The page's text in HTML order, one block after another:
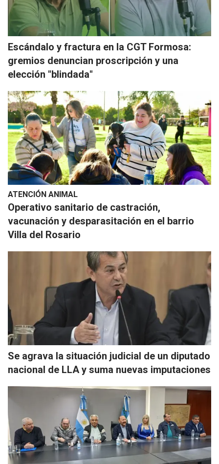
Escándalo y fractura en la CGT Formosa:
gremios denuncian proscripción y una
elección "blindada"
ATENCIÓN ANIMAL
Operativo sanitario de castración,
vacunación y desparasitación en el barrio
Villa del Rosario
Se agrava la situación judicial de un diputado
nacional de LLA y suma nuevas imputaciones